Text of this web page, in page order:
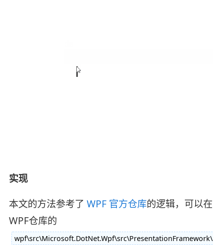
实现
本文的方法参考了 WPF 官方仓库的逻辑，可以在
WPF仓库的